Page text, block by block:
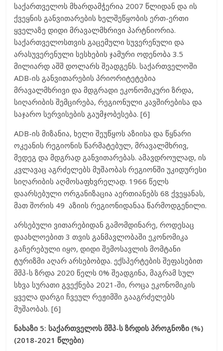
საქართველოს მხარდამჭერია 2007 წლიდან და ის
ქვეყნის განვითარების ხელშეწყობის ერთ-ერთი
ყველაზე დიდი მრავალმხრივი პარტნიორია.
საქართველოსთვის გაცემული სუვერენული და
არასუვერენული სესხების ჯამური ოდენობა 3.5
მილიარდ აშშ დოლარს შეადგენს. საქართველოში
ADB-ის განვითარების პრიორიტეტებია
მრავალმხრივი და მდგრადი ეკონომიკური ზრდა,
სიღარიბის შემცირება, რეგიონული კავშირებისა და
საჯარო სერვისების გაუმჯობესება. [6]
ADB-ის მიზანია, ხელი შეუწყოს აზიისა და წყნარი
ოკეანის რეგიონის წარმატებულ, მრავალმხრივ,
მედეგ და მდგრად განვითარებას. ამავდროულად, ის
კვლავაც აგრძელებს მუშაობას რეგიონში უკიდურესი
სიღარიბის აღმოსაფხვრელად. 1966 წელს
დაარსებული ორგანიზაცია აერთიანებს 68 ქვეყანას,
მათ შორის 49 აზიის რეგიონიდანაა წარმოდგენილი.
არსებული ვითარებიდან გამომდინარე, როდესაც
დაახლოებით 3 თვის განმავლობაში ეკონომიკა
გაჩერებული იყო, დიდი შემოსავლის მომტანი
ტურიზმი აღარ არსებობდა. ექსპერტების შეფასებით
მშპ-ს ზრდა 2020 წელს 0% შეადგინა, მაგრამ სულ
სხვა სურათი გვექნება 2021-ში, როცა ეკონომიკის
ყველა დარგი ჩვეულ რეჟიმში გააგრძელებს
მუშაობას. [6]
ნახაზი 5: საქართველოს მშპ-ს ზრდის პროგნოზი (%)
(2018-2021 წლები)